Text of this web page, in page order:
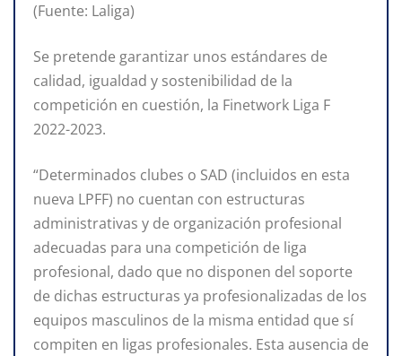
(Fuente: Laliga)
Se pretende garantizar unos estándares de
calidad, igualdad y sostenibilidad de la
competición en cuestión, la Finetwork Liga F
2022-2023.
“Determinados clubes o SAD (incluidos en esta
nueva LPFF) no cuentan con estructuras
administrativas y de organización profesional
adecuadas para una competición de liga
profesional, dado que no disponen del soporte
de dichas estructuras ya profesionalizadas de los
equipos masculinos de la misma entidad que sí
compiten en ligas profesionales. Esta ausencia de